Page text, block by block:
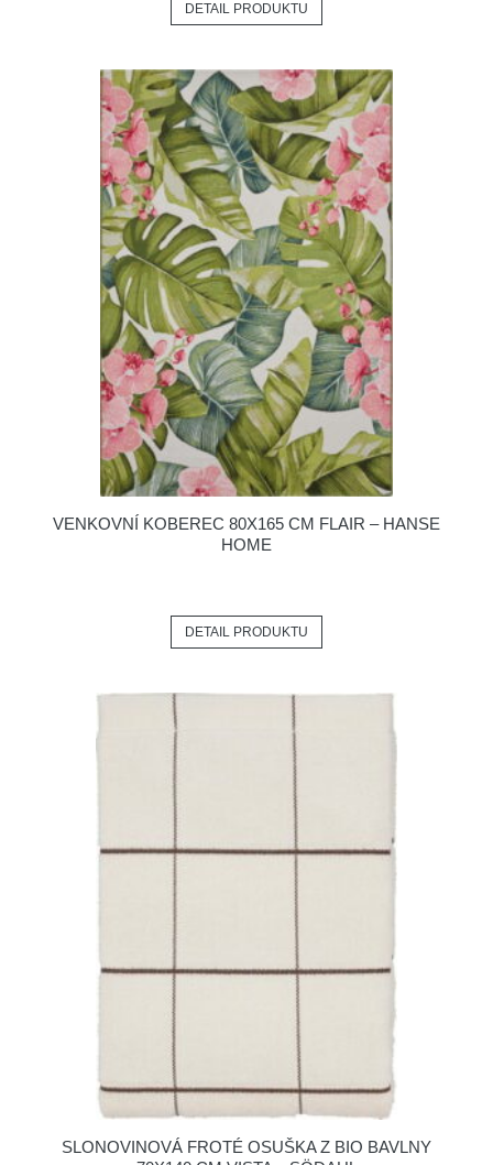
DETAIL PRODUKTU
VENKOVNÍ KOBEREC 80X165 CM FLAIR – HANSE
HOME
DETAIL PRODUKTU
SLONOVINOVÁ FROTÉ OSUŠKA Z BIO BAVLNY